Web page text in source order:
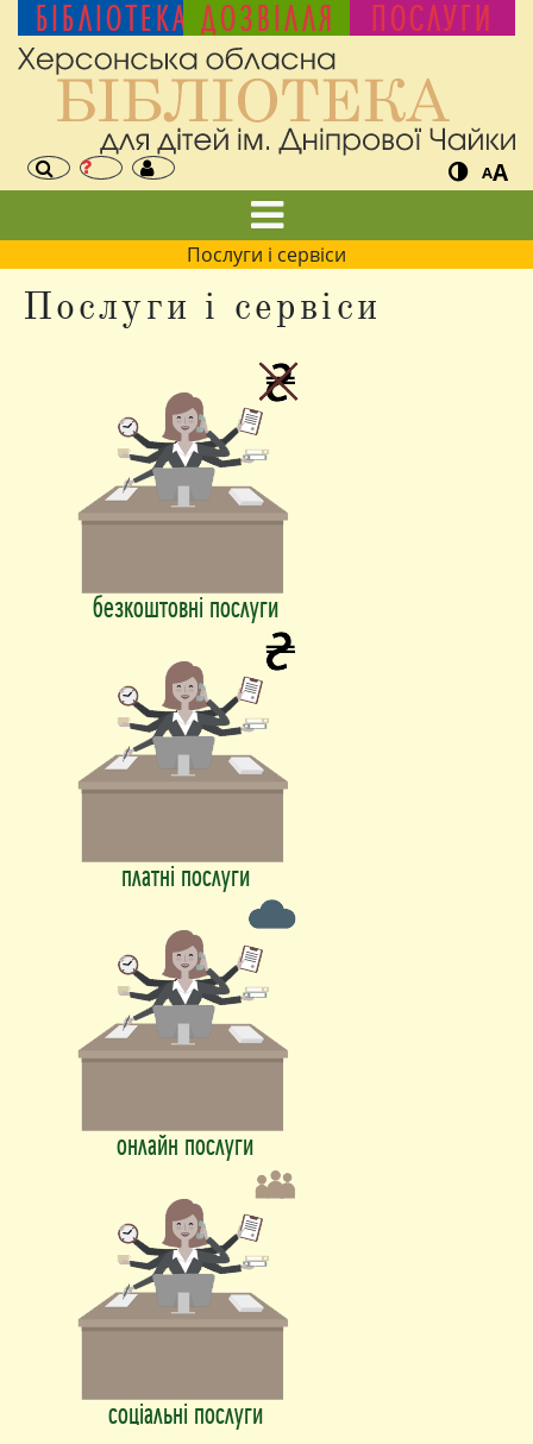
БІБЛІОТЕКА ДОЗВІЛЛЯ ПОСЛУГИ
AA
Послуги і сервіси
Послуги і сервіси
безкоштовні послуги
платні послуги
онлайн послуги
соціальні послуги